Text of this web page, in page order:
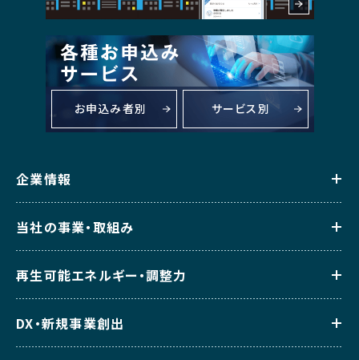
お申込み者別 サービス別
企業情報
当社の事業・取組み
再生可能エネルギー・調整力
DX・新規事業創出